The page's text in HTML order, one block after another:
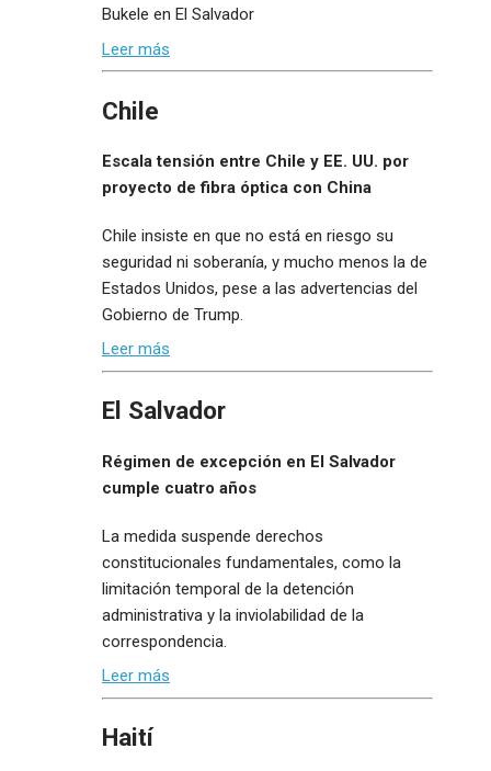
Bukele en El Salvador
Leer más
Chile
Escala tensión entre Chile y EE. UU. por
proyecto de fibra óptica con China
Chile insiste en que no está en riesgo su
seguridad ni soberanía, y mucho menos la de
Estados Unidos, pese a las advertencias del
Gobierno de Trump.
Leer más
El Salvador
Régimen de excepción en El Salvador
cumple cuatro años
La medida suspende derechos
constitucionales fundamentales, como la
limitación temporal de la detención
administrativa y la inviolabilidad de la
correspondencia.
Leer más
Haití